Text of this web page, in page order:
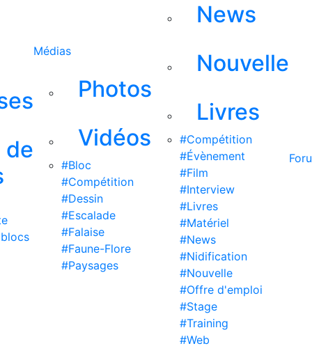
de
Médias
Photos
Vidéos
#Bloc
#Compétition
#Dessin
#Escalade
#Falaise
#Faune-Flore
#Paysages
News
Nouvelle
Livres
#Compétition
#Évènement
#Film
#Interview
#Livres
#Matériel
#News
#Nidification
#Nouvelle
#Offre d'emploi
#Stage
#Training
#Web